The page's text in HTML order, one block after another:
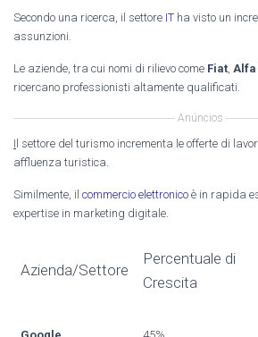
Secondo una ricerca, il settore IT ha visto un
assunzioni.
Le aziende, tra cui nomi di rilievo come Fiat Alfa
ricercano professionisti altamente qualificati.
Anúncios
I l settore del turismo incrementa le offerte di
affluenza turistica.
Similmente, il commercio elettronico è in rapida
expertise in marketing digitale.
Azienda/Settore
Percentuale di
Crescita